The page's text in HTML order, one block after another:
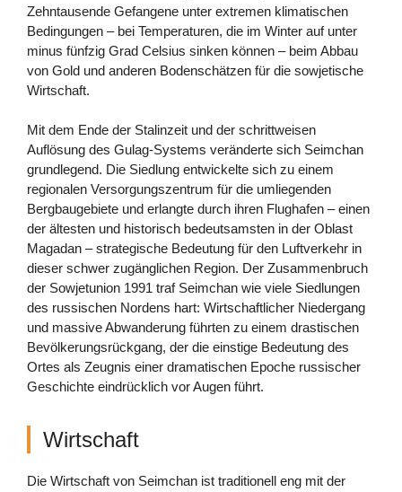
Zehntausende Gefangene unter extremen klimatischen
Bedingungen – bei Temperaturen, die im Winter auf unter
minus fünfzig Grad Celsius sinken können – beim Abbau
von Gold und anderen Bodenschätzen für die sowjetische
Wirtschaft.
Mit dem Ende der Stalinzeit und der schrittweisen
Auflösung des Gulag-Systems veränderte sich Seimchan
grundlegend. Die Siedlung entwickelte sich zu einem
regionalen Versorgungszentrum für die umliegenden
Bergbaugebiete und erlangte durch ihren Flughafen – einen
der ältesten und historisch bedeutsamsten in der Oblast
Magadan – strategische Bedeutung für den Luftverkehr in
dieser schwer zugänglichen Region. Der Zusammenbruch
der Sowjetunion 1991 traf Seimchan wie viele Siedlungen
des russischen Nordens hart: Wirtschaftlicher Niedergang
und massive Abwanderung führten zu einem drastischen
Bevölkerungsrückgang, der die einstige Bedeutung des
Ortes als Zeugnis einer dramatischen Epoche russischer
Geschichte eindrücklich vor Augen führt.
Wirtschaft
Die Wirtschaft von Seimchan ist traditionell eng mit der